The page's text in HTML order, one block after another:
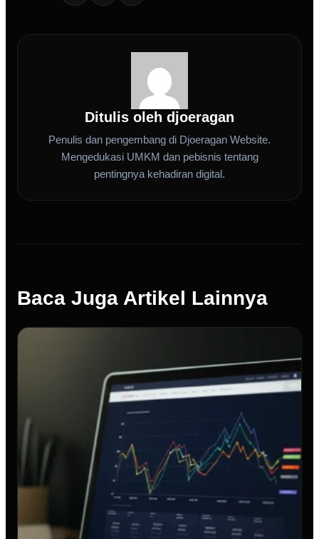
Ditulis oleh djoeragan
Penulis dan pengembang di Djoeragan Website.
Mengedukasi UMKM dan pebisnis tentang
pentingnya kehadiran digital.
Baca Juga Artikel Lainnya